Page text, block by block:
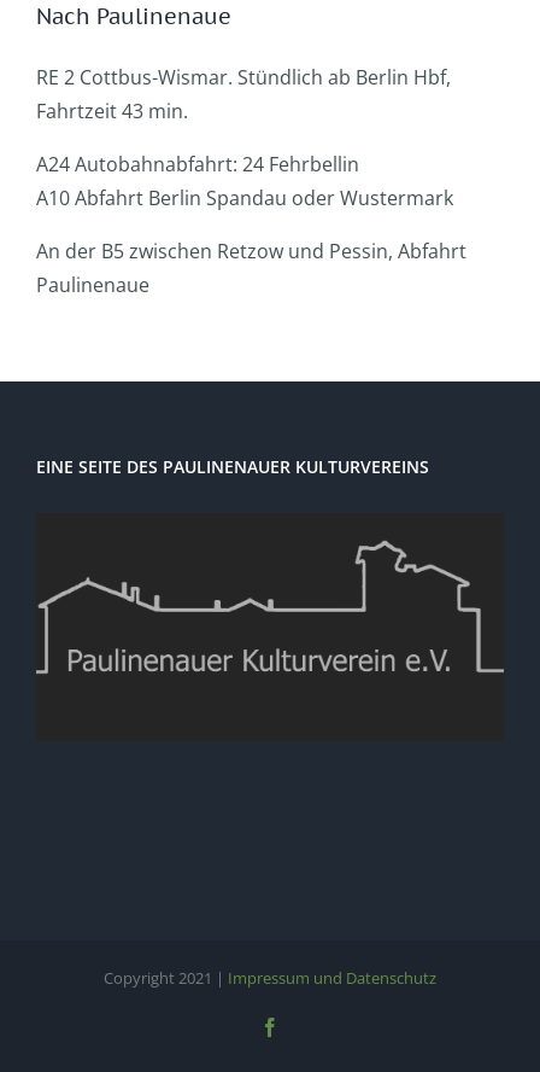
Nach Paulinenaue
RE 2 Cottbus-Wismar. Stündlich ab Berlin Hbf,
Fahrtzeit 43 min.
A24 Autobahnabfahrt: 24 Fehrbellin
A10 Abfahrt Berlin Spandau oder Wustermark
An der B5 zwischen Retzow und Pessin, Abfahrt
Paulinenaue
EINE SEITE DES PAULINENAUER KULTURVEREINS
Copyright 2021 | Impressum und Datenschutz